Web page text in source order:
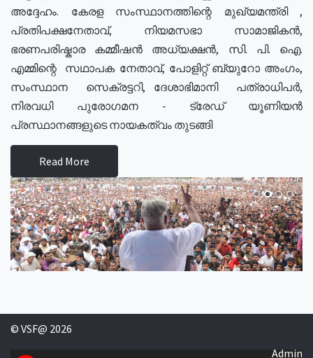
അദ്ദേഹം. കേരള സംസ്ഥാനത്തിന്റെ മുഖ്യമന്ത്രി ,
പ്രതിപക്ഷനേതാവ്, നിയമസഭാ സാമാജികൻ,
ഭരണപരിഷ്കാര കമ്മീഷൻ അധ്യക്ഷൻ, സി. പി. ഐ.
എമ്മിന്റെ സഥാപക നേതാവ്, പോളിറ്റ് ബ്യുറോ അംഗം,
സംസ്ഥാന സെക്രട്ടറി, ദേശാഭിമാനി പത്രാധിപർ,
നിരവധി പുരോഗമന - ട്രേഡ് യൂണിയൻ
പ്രസ്ഥാനങ്ങളുടെ നായകത്വം തുടങ്ങി
Read More
© VSF@ 2026
Admin